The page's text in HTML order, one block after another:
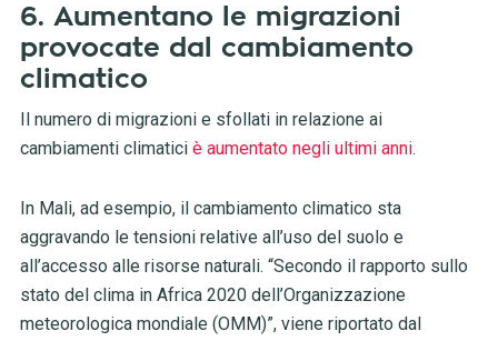
6. Aumentano le migrazioni
provocate dal cambiamento
climatico
Il numero di migrazioni e sfollati in relazione ai
cambiamenti climatici è aumentato negli ultimi anni.
In Mali, ad esempio, il cambiamento climatico sta
aggravando le tensioni relative all’uso del suolo e
all’accesso alle risorse naturali. “Secondo il rapporto sullo
stato del clima in Africa 2020 dell’Organizzazione
meteorologica mondiale (OMM)”, viene riportato dal